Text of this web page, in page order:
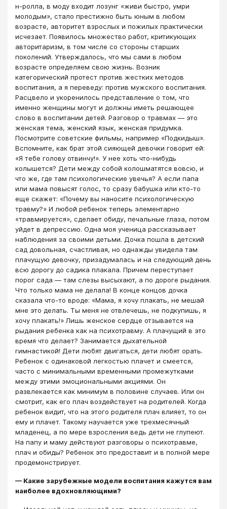
н-ролла, в моду входит лозунг «живи быстро, умри
молодым», стало престижно быть юным в любом
возрасте, авторитет взрослых и пожилых практически
исчезает. Появилось множество работ, критикующих
авторитаризм, в том числе со стороны старших
поколений. Утверждалось, что мы сами в любом
возрасте определяем свою жизнь. Возник
категорический протест против жестких методов
воспитания, а я переведу: против мужского воспитания.
Расцвело и укоренилось представление о том, что
именно женщины могут и должны иметь решающее
слово в воспитании детей. Разговор о травмах — это
женская тема, женский язык, женская придумка.
Посмотрите советские фильмы, например «Подкидыш».
Вспомните, как брат этой сияющей девочки говорит ей:
«Я тебе голову отвинчу!». У нее хоть что-нибудь
колышется? Дети между собой колошматятся вовсю, и
что же, где там психологические увечья? А если папа
или мама повысят голос, то сразу бабушка или кто-то
еще скажет: «Почему вы наносите психологическую
травму?» И любой ребенок теперь элементарно
«травмируется», сделает обиду, печальные глаза, потом
уйдет в депрессию. Одна моя ученица рассказывает
наблюдения за своими детьми. Дочка пошла в детский
сад довольная, счастливая, но однажды увидела там
плачущую девочку, призадумалась и на следующий день
всю дорогу до садика плакала. Причем переступает
порог сада — там слезы высыхают, а по дороге рыдания.
Что только мама не делала! В конце концов дочка
сказала что-то вроде: «Мама, я хочу плакать, не мешай
мне это делать. Ты меня не отвлечешь, не подкупишь, я
хочу плакать!» Лишь женское сердце отзывается на
рыдания ребенка как на психотравму. А плачущий в это
время что делает? Занимается дыхательной
гимнастикой! Дети любят двигаться, дети любят орать.
Ребенок с одинаковой легкостью плачет и смеется,
часто с минимальными временными промежутками
между этими эмоциональными акциями. Он
развлекается как минимум в половине случаев. Или он
смотрит, как его плач воздействует на родителей. Когда
ребенок видит, что на этого родителя плач влияет, то он
ему и плачет. Такому научается уже трехмесячный
младенец, а по мере взросления ведь дети не глупеют.
На папу и маму действуют разговоры о психотравме,
плач и обиды? Ребенок это предоставит и в полной мере
продемонстрирует.
— Какие зарубежные модели воспитания кажутся вам
наиболее вдохновляющими?